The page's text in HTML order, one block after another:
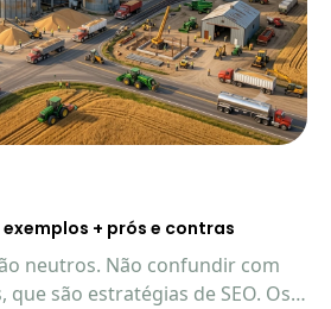
+ prós e contras
neutros. Não confundir com
são estratégias de SEO. Os